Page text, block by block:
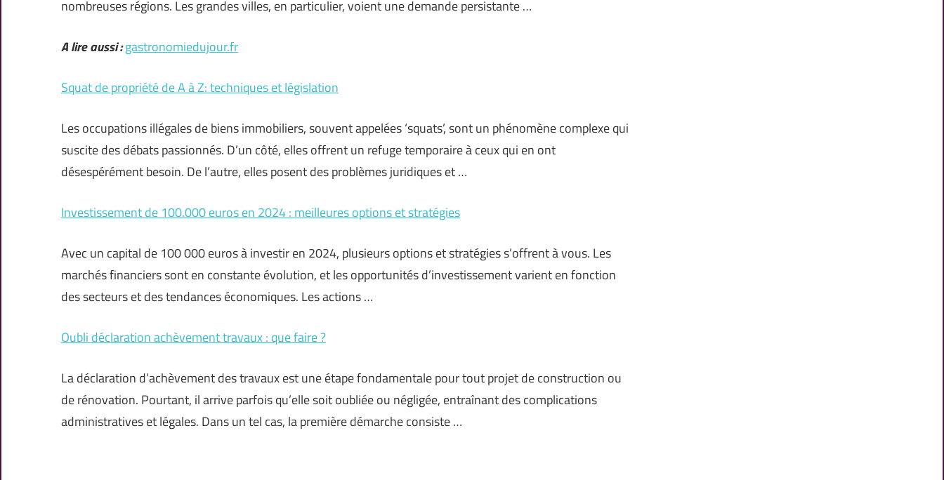
nombreuses régions. Les grandes villes, en particulier, voient une demande persistante …
A lire aussi :gastronomiedujour.fr
Squat de propriété de A à Z: techniques et législation
Les occupations illégales de biens immobiliers, souvent appelées ‘squats’, sont un phénomène complexe qui
suscite des débats passionnés. D’un côté, elles offrent un refuge temporaire à ceux qui en ont
désespérément besoin. De l’autre, elles posent des problèmes juridiques et …
Investissement de 100.000 euros en 2024 : meilleures options et stratégies
Avec un capital de 100 000 euros à investir en 2024, plusieurs options et stratégies s’offrent à vous. Les
marchés financiers sont en constante évolution, et les opportunités d’investissement varient en fonction
des secteurs et des tendances économiques. Les actions …
Oubli déclaration achèvement travaux : que faire ?
La déclaration d’achèvement des travaux est une étape fondamentale pour tout projet de construction ou
de rénovation. Pourtant, il arrive parfois qu’elle soit oubliée ou négligée, entraînant des complications
administratives et légales. Dans un tel cas, la première démarche consiste …